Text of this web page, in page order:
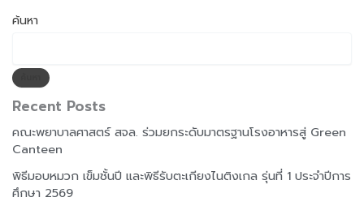
ค้นหา
Recent Posts
คณะพยาบาลศาสตร์ สจล. ร่วมยกระดับมาตรฐานโรงอาหารสู่ Green
Canteen
พิธีมอบหมวก เข็มชั้นปี และพิธีรับตะเกียงไนติงเกล รุ่นที่ 1 ประจำปีการ
ศึกษา 2569